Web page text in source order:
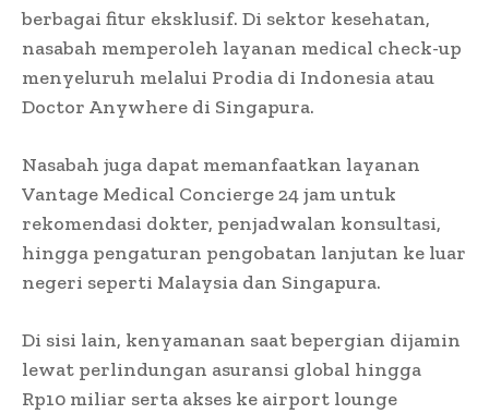
berbagai fitur eksklusif. Di sektor kesehatan,
nasabah memperoleh layanan medical check-up
menyeluruh melalui Prodia di Indonesia atau
Doctor Anywhere di Singapura.
Nasabah juga dapat memanfaatkan layanan
Vantage Medical Concierge 24 jam untuk
rekomendasi dokter, penjadwalan konsultasi,
hingga pengaturan pengobatan lanjutan ke luar
negeri seperti Malaysia dan Singapura.
Di sisi lain, kenyamanan saat bepergian dijamin
lewat perlindungan asuransi global hingga
Rp10 miliar serta akses ke airport lounge